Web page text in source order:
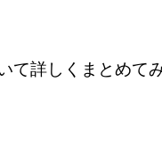
て詳しくまとめて